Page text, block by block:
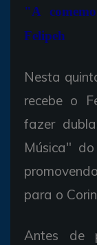
"A
Felipeh
Nesta
recebe o
fazer
Música"
para o
Antes de